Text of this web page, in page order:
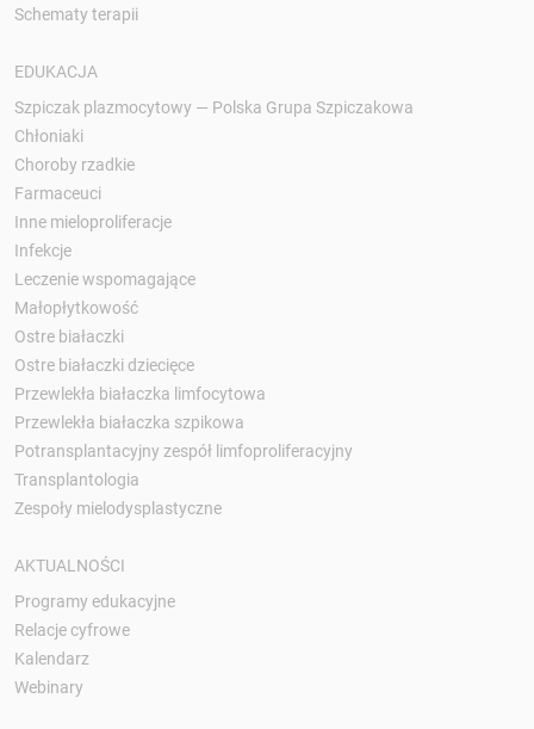
Schematy terapii
EDUKACJA
Szpiczak plazmocytowy — Polska Grupa Szpiczakowa
Chłoniaki
Choroby rzadkie
Farmaceuci
Inne mieloproliferacje
Infekcje
Leczenie wspomagające
Małopłytkowość
Ostre białaczki
Ostre białaczki dziecięce
Przewlekła białaczka limfocytowa
Przewlekła białaczka szpikowa
Potransplantacyjny zespół limfoproliferacyjny
Transplantologia
Zespoły mielodysplastyczne
AKTUALNOŚCI
Programy edukacyjne
Relacje cyfrowe
Kalendarz
Webinary